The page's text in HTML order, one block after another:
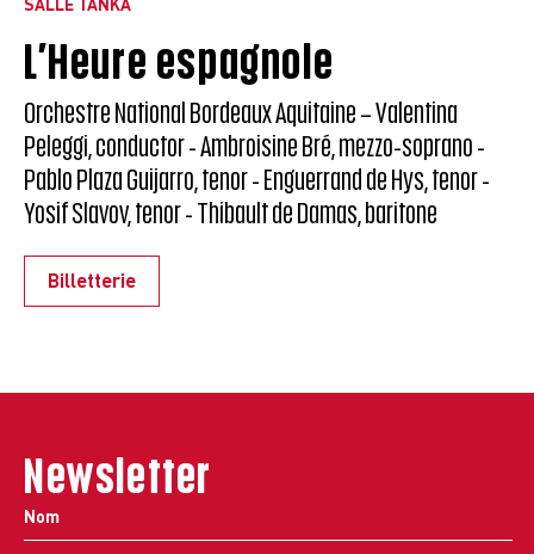
L’Heure espagnole
Orchestre National Bordeaux Aquitaine – Valentina
Peleggi, conductor - Ambroisine Bré, mezzo-soprano -
Pablo Plaza Guijarro, tenor - Enguerrand de Hys, tenor -
Yosif Slavov, tenor - Thibault de Damas, baritone
Billetterie
Newsletter